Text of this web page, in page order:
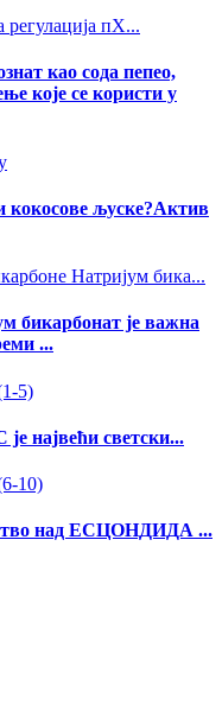
регулација пХ...
као сода пепео,
које се користи у
кокосове љуске?Актив
Натријум бика...
бикарбонат је важна
...
5)
највећи светски...
10)
над ЕСЦОНДИДА ...